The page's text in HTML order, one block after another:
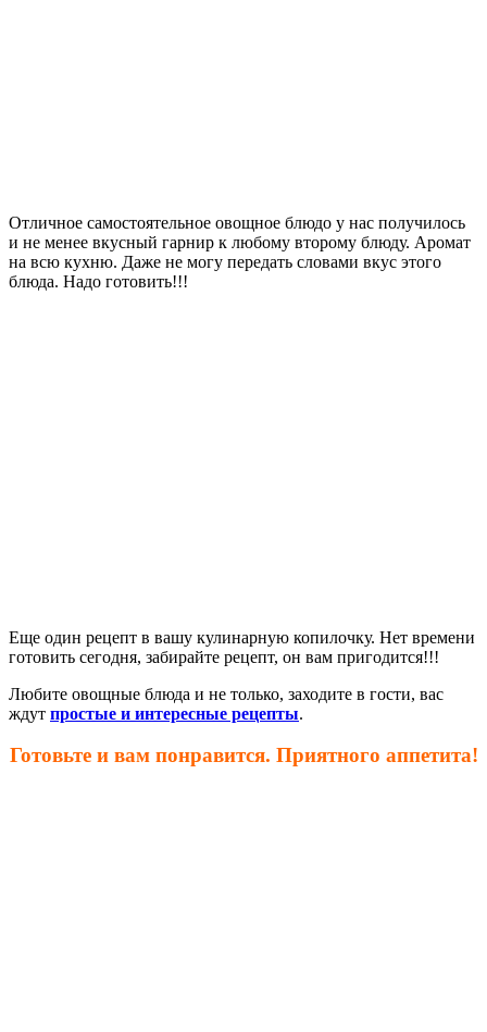
Отличное самостоятельное овощное блюдо у нас получилось
и не менее вкусный гарнир к любому второму блюду. Аромат
на всю кухню. Даже не могу передать словами вкус этого
блюда. Надо готовить!!!
Еще один рецепт в вашу кулинарную копилочку. Нет времени
готовить сегодня, забирайте рецепт, он вам пригодится!!!
Любите овощные блюда и не только, заходите в гости, вас
ждут простые и интересные рецепты.
Готовьте и вам понравится. Приятного аппетита!